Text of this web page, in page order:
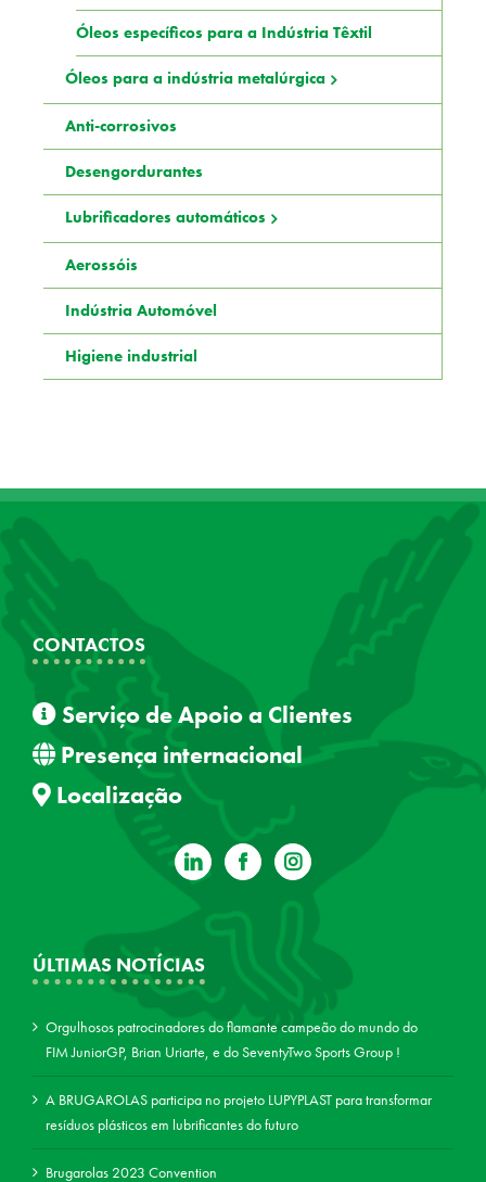
Óleos específicos para a Indústria Têxtil
Óleos para a indústria metalúrgica
Anti-corrosivos
Desengordurantes
Lubrificadores automáticos
Aerossóis
Indústria Automóvel
Higiene industrial
CONTACTOS
Serviço de Apoio a Clientes
Presença internacional
Localização
ÚLTIMAS NOTÍCIAS
Orgulhosos patrocinadores do flamante campeão do mundo do
FIM JuniorGP, Brian Uriarte, e do SeventyTwo Sports Group !
A BRUGAROLAS participa no projeto LUPYPLAST para transformar
resíduos plásticos em lubrificantes do futuro
Brugarolas 2023 Convention